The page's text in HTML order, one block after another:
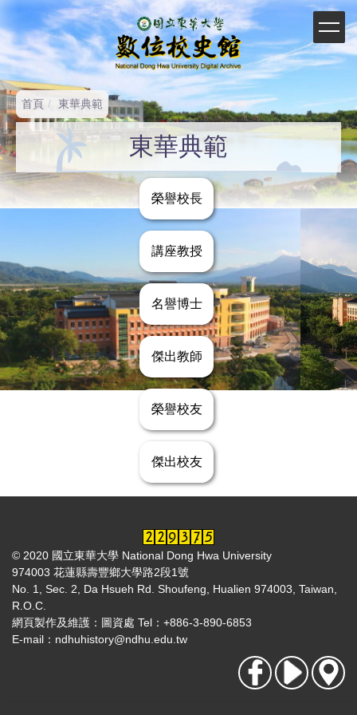
到
主
要
內
容
區
首頁 東華典範
東華典範
榮譽校長
講座教授
名譽博士
傑出教師
榮譽校友
傑出校友
© 2020 國立東華大學 National Dong Hwa University
974003 花蓮縣壽豐鄉大學路2段1號
No. 1, Sec. 2, Da Hsueh Rd. Shoufeng, Hualien 974003, Taiwan,
R.O.C.
網頁製作及維護：圖資處 Tel：+886-3-890-6853
E-mail： ndhuhistory@ndhu.edu.tw